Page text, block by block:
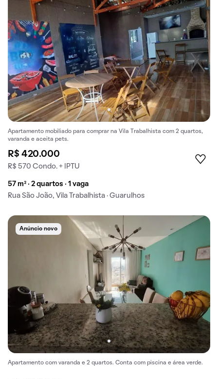
Apartamento mobiliado para comprar na Vila Trabalhista com 2 quartos,
varanda e aceita pets.
R$ 420.000
R$ 570 Condo. + IPTU
57 m² · 2 quartos · 1 vaga
Rua São João, Vila Trabalhista · Guarulhos
Anúncio novo
Apartamento com varanda e 2 quartos. Conta com piscina e área verde.